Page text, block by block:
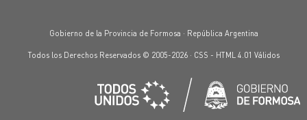
Gobierno de la Provincia de Formosa · República Argentina
Todos los Derechos Reservados © 2005-2026 · CSS - HTML 4.01 Válidos